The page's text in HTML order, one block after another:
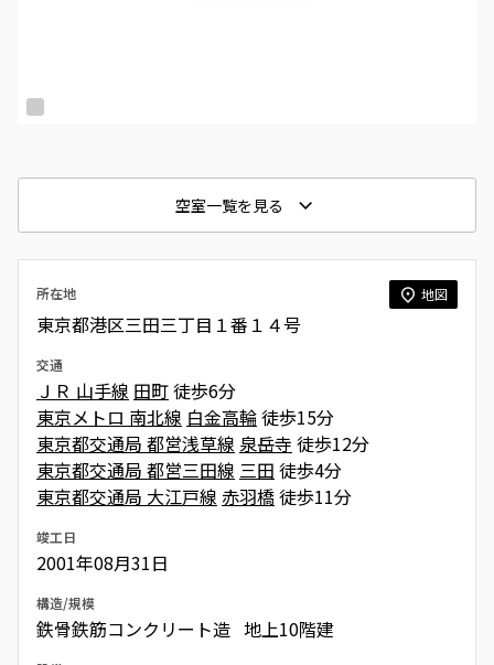
空室一覧を見る
所在地 地図
東京都港区三田三丁目１番１４号
交通
ＪＲ 山手線 田町徒歩6分
東京メトロ 南北線 白金高輪徒歩15分
東京都交通局 都営浅草線 泉岳寺 徒歩12分
東京都交通局 都営三田線 三田 徒歩4分
東京都交通局 大江戸線 赤羽橋徒歩11分
竣工日
2001年08月31日
構造/規模
鉄骨鉄筋コンクリート造 地上10階建